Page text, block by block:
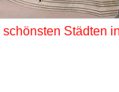
schönsten Städten